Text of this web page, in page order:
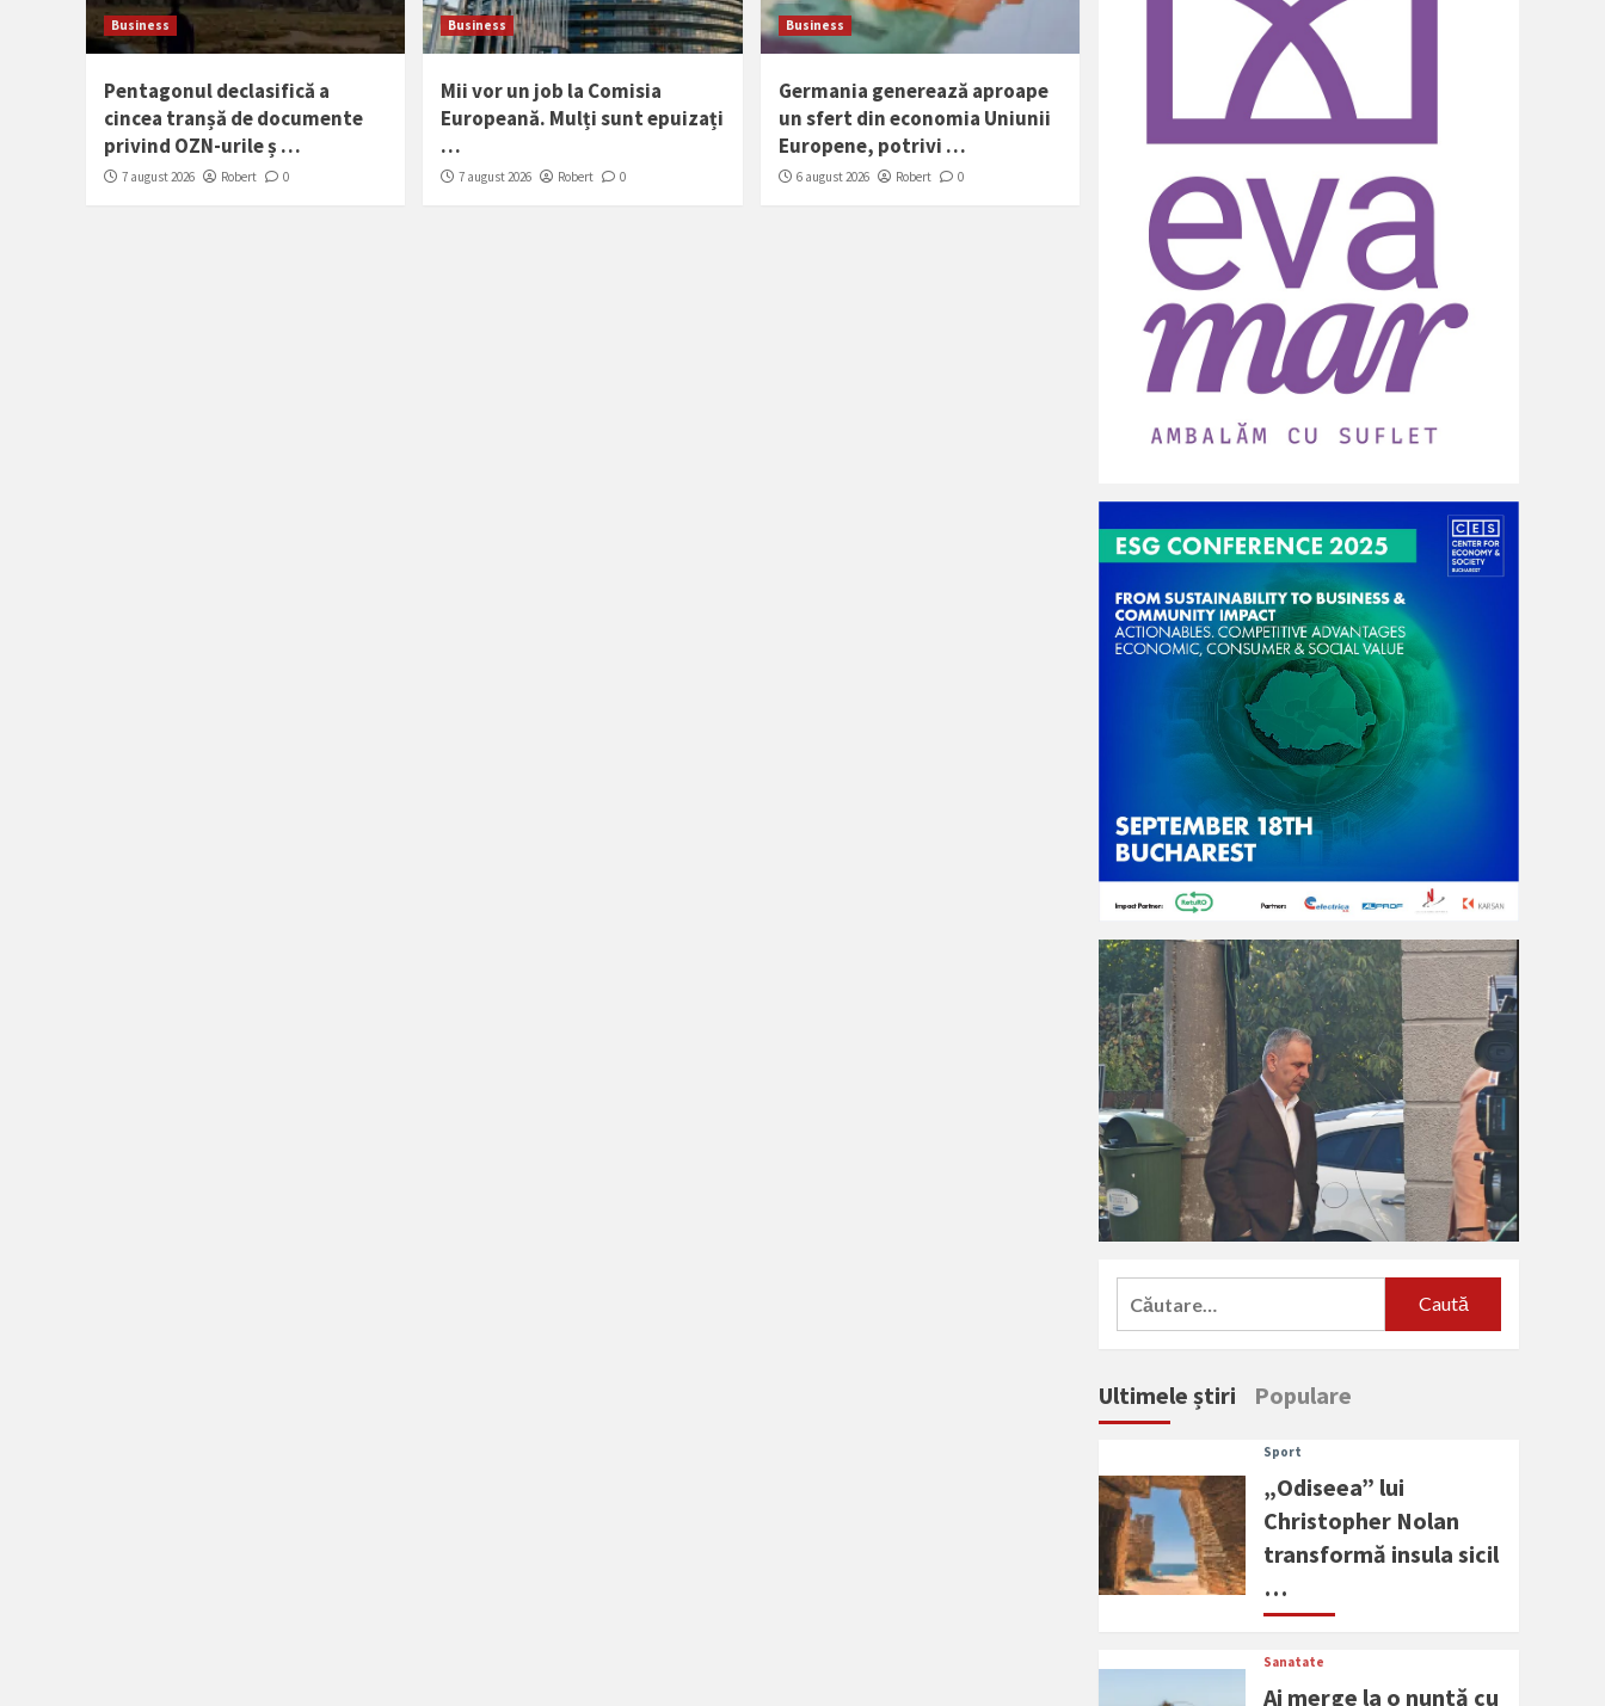
Business
Pentagonul declasifică a
cincea tranșă de documente
privind OZN-urile ș …
7 august 2026 Robert 0
Business
Mii vor un job la Comisia
Europeană. Mulți sunt epuizați
…
7 august 2026 Robert 0
Business
Germania generează aproape
un sfert din economia Uniunii
Europene, potrivi …
6 august 2026 Robert 0
Caută
Ultimele știri Populare
Sport
„Odiseea” lui
Christopher Nolan
transformă insula sicil
…
Sanatate
Ai merge la o nuntă cu